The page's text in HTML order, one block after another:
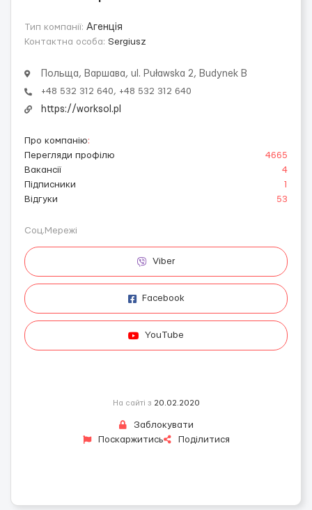
Тип компанії: Агенція
Контактна особа: Sergiusz
Польща, Варшава, ul. Puławska 2, Budynek B
+48 532 312 640, +48 532 312 640
https://worksol.pl
Про компанію:
Перегляди профілю
4665
Вакансії
4
Підписники
1
Відгуки
53
Соц.Мережі
Viber
Facebook
YouTube
На сайті з 20.02.2020
Заблокувати
Поскаржитись
Поділитися